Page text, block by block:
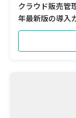
クラウド販売管
年最新版の導入